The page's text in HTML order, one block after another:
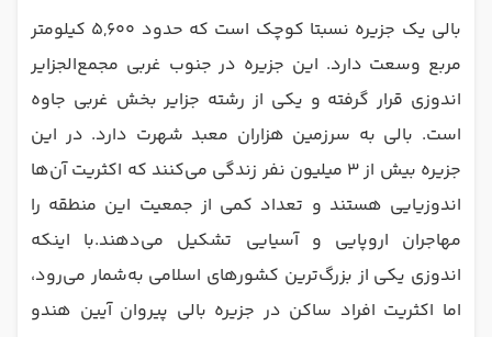
بالی یک جزیره نسبتا کوچک است که حدود ۵,۶۰۰ کیلومتر
مربع وسعت دارد. این جزیره در جنوب غربی مجمع‌الجزایر
اندوزی قرار گرفته و یکی از رشته جزایر بخش غربی جاوه
است. بالی به سرزمین هزاران معبد شهرت دارد. در این
جزیره بیش از ۳ میلیون نفر زندگی می‌کنند که اکثریت آن‌ها
اندوزیایی هستند و تعداد کمی از جمعیت این منطقه را
مهاجران اروپایی و آسیایی تشکیل می‌دهند.با اینکه
اندوزی یکی از بزرگ‌ترین کشورهای اسلامی به‌شمار می‌رود،
اما اکثریت افراد ساکن در جزیره بالی پیروان آیین هندو